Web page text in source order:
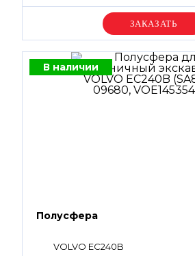
Уточняйте цену
В наличии
Полусфера
VOLVO EC240B